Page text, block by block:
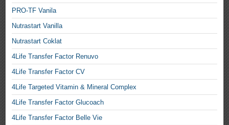
PRO-TF Vanila
Nutrastart Vanilla
Nutrastart Coklat
4Life Transfer Factor Renuvo
4Life Transfer Factor CV
4Life Targeted Vitamin & Mineral Complex
4Life Transfer Factor Glucoach
4Life Transfer Factor Belle Vie